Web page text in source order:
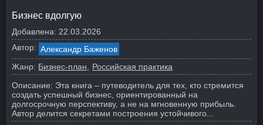
Бизнес вдолгую
Добавлена: 22.03.2026
Автор: Александр Баженов
Жанр: Бизнес-план
Российская практика
Описание: Эта книга – путеводитель для тех, кто стремится
создать успешный бизнес, ориентированный на
долгосрочную перспективу, а не на мгновенную прибыль.
Автор делится секретами построения устойчивого...